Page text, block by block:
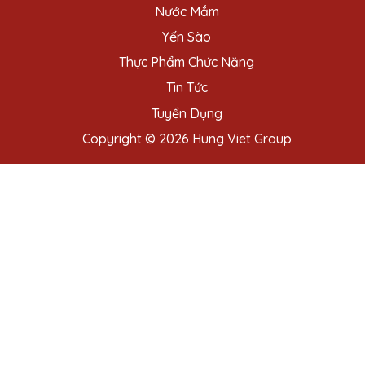
Nước Mắm
Yến Sào
Thực Phẩm Chức Năng
Tin Tức
Tuyển Dụng
Copyright © 2026 Hung Viet Group